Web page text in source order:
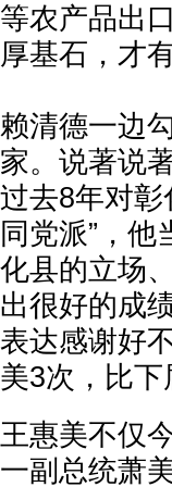
等农产品出
厚基石，才
赖清德一边
家。说著说
过去8年对彰
同党派”，
化县的立场
出很好的成
表达感谢好
美3次，比
王惠美不仅
一副总统萧